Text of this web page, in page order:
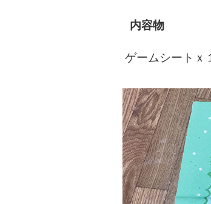
内容物
ゲームシートｘ